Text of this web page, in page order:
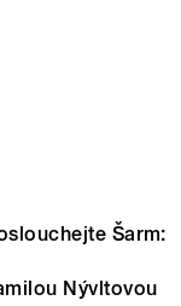
Šarm:
Nývltovou